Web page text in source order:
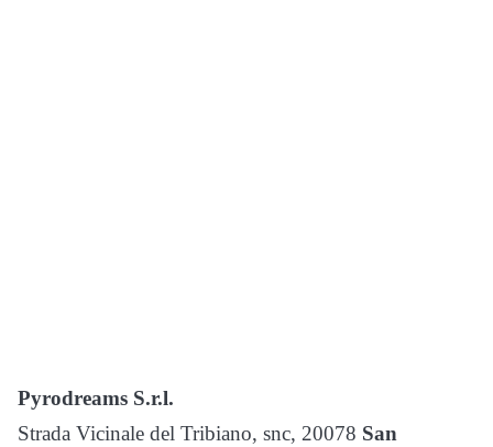
Pyrodreams S.r.l.
Strada Vicinale del Tribiano, snc, 20078 San